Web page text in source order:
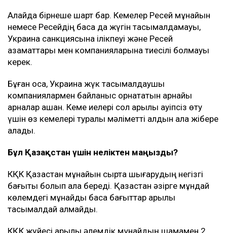
Алайда бірнеше шарт бар. Кемелер Ресей мұнайын
немесе Ресейдің басқа да жүгін тасымалдамауы,
Украина санкциясына ілікпеуі және Ресей
азаматтары мен компанияларына тиесілі болмауы
керек.
Бұған қоса, Украина жүк тасымалдаушы
компаниялармен байланыс орнататын арнайы
арналар ашқан. Кеме иелері сол арқылы қауіпсіз өту
үшін өз кемелері туралы мәліметті алдын ала жібере
алады.
Бұл Қазақстан үшін неліктен маңызды?
КҚК Қазақстан мұнайын сыртқа шығарудың негізгі
бағыты болып қала береді. Қазақстан әзірге мұндай
көлемдегі мұнайды басқа бағыттар арқылы
тасымалдай алмайды.
КҚК жүйесі арқылы әлемдік мұнайдың шамамен 2